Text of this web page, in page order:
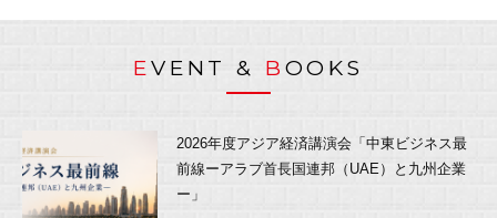
EVENT & B OOKS
2026年度アジア経済講演会「中東ビジネス最
前線ーアラブ首長国連邦（UAE）と九州企業
ー」